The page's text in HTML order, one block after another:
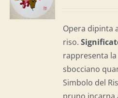
Opera dipinta
riso.
rappresenta
sbocciano
Simbolo del